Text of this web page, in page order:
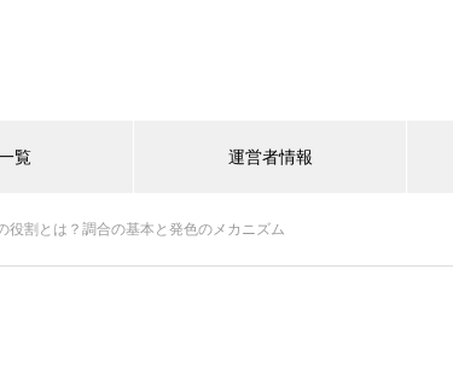
覧 運営者情報
役割とは？調合の基本と発色のメカニズム